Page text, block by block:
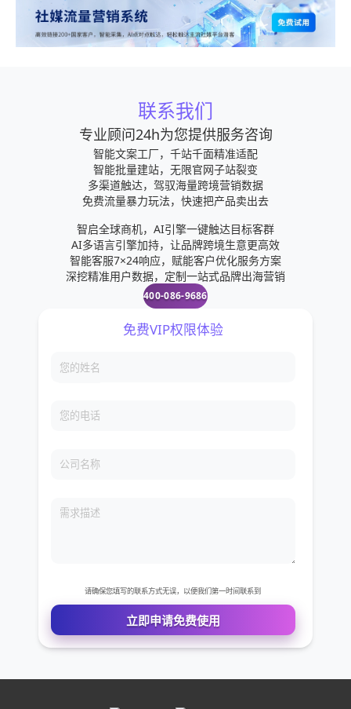
联系我们
专业顾问24h为您提供服务咨询
智能文案工厂，千站千面精准适配
智能批量建站，无限官网子站裂变
多渠道触达，驾驭海量跨境营销数据
免费流量暴力玩法，快速把产品卖出去
智启全球商机，AI引擎一键触达目标客群
AI多语言引擎加持，让品牌跨境生意更高效
智能客服7×24响应，赋能客户优化服务方案
深挖精准用户数据，定制一站式品牌出海营销
400-086-9686
您的姓名